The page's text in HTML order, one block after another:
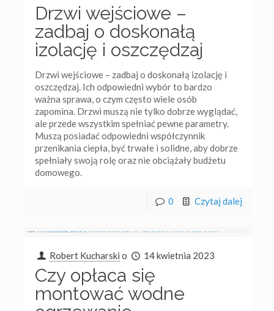
Drzwi wejściowe –
zadbaj o doskonałą
izolację i oszczędzaj
Drzwi wejściowe – zadbaj o doskonałą izolację i
oszczędzaj. Ich odpowiedni wybór to bardzo
ważna sprawa, o czym często wiele osób
zapomina. Drzwi muszą nie tylko dobrze wyglądać,
ale przede wszystkim spełniać pewne parametry.
Muszą posiadać odpowiedni współczynnik
przenikania ciepła, być trwałe i solidne, aby dobrze
spełniały swoją rolę oraz nie obciążały budżetu
domowego.
0 Czytaj dalej
Robert Kucharski o 14 kwietnia 2023
Czy opłaca się
montować wodne